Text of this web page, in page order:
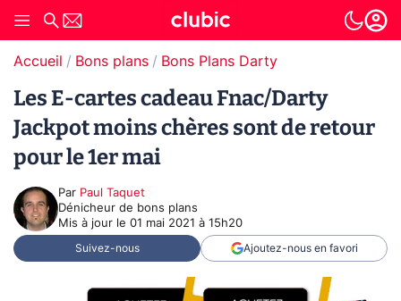
Accueil Bons plans Bons Plans Darty
Les E-cartes cadeau Fnac/Darty
Jackpot moins chères sont de retour
pour le 1er mai
Par Paul Taquet
Dénicheur de bons plans
Mis à jour le 01 mai 2021 à 15h20
Suivez-nous Ajoutez-nous en favori